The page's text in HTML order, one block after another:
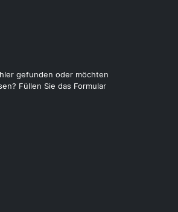
gefunden oder möchten
Füllen Sie das Formular